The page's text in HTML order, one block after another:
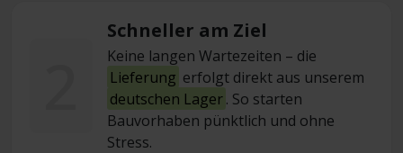
Schneller am Ziel
Keine langen Wartezeiten – die
Lieferung erfolgt direkt aus unserem
deutschen Lager. So starten
Bauvorhaben pünktlich und ohne
Stress.